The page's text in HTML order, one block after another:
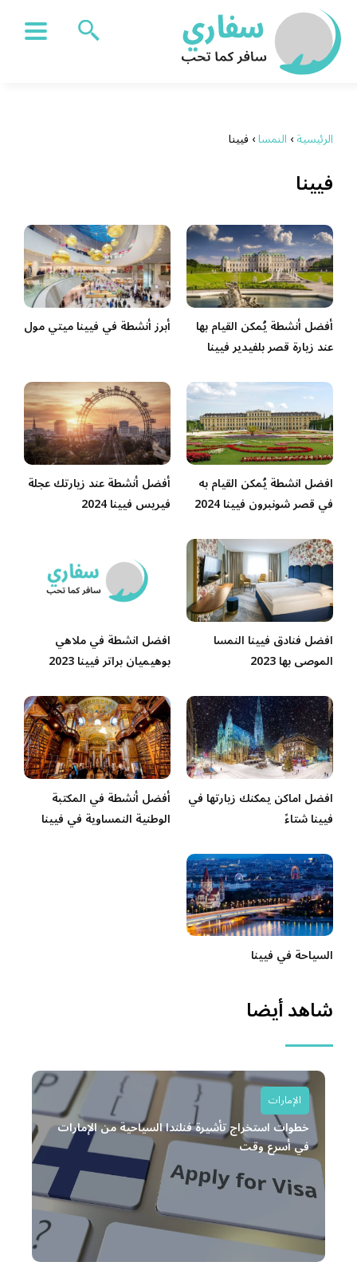
الرئيسية› النمسا› فيينا
فيينا
أفضل أنشطة يُمكن القيام بها
عند زيارة قصر بلفيدير فيينا
أبرز أنشطة في فيينا ميتي مول
افضل انشطة يُمكن القيام به
في قصر شونبرون فيينا 2024
أفضل أنشطة عند زيارتك عجلة
فيريس فيينا 2024
افضل فنادق فيينا النمسا
الموصى بها 2023
افضل انشطة في ملاهي
بوهيميان براتر‎‎ فيينا 2023
افضل اماكن يمكنك زيارتها في
فيينا شتاءً
أفضل أنشطة في المكتبة
الوطنية النمساوية في فيينا
السياحة في فيينا
شاهد أيضا
خطوات استخراج تأشيرة فنلندا السياحية من الإمارات
في أسرع وقت
الإمارات